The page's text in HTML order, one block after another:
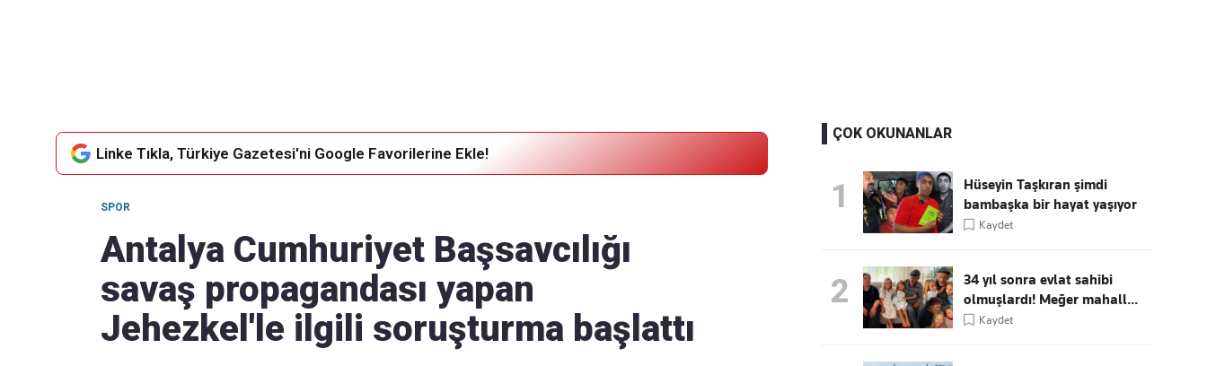
Linke Tıkla, Türkiye Gazetesi'ni Google Favorilerine Ekle!
SPOR
Antalya Cumhuriyet Başsavcılığı
savaş propagandası yapan
Jehezkel'le ilgili soruşturma başlattı
ÇOK OKUNANLAR
1
Hüseyin Taşkıran şimdi
bambaşka bir hayat yaşıyor
Kaydet
2
34 yıl sonra evlat sahibi
olmuşlardı! Meğer mahall...
Kaydet